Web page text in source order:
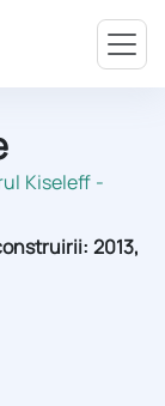
Kiseleff -
2013,